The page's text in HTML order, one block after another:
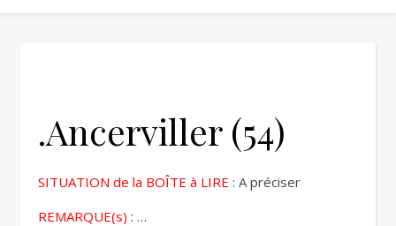
.Ancerviller (54)
SITUATION de la BOÎTE à LIRE : A préciser
REMARQUE(s) : …